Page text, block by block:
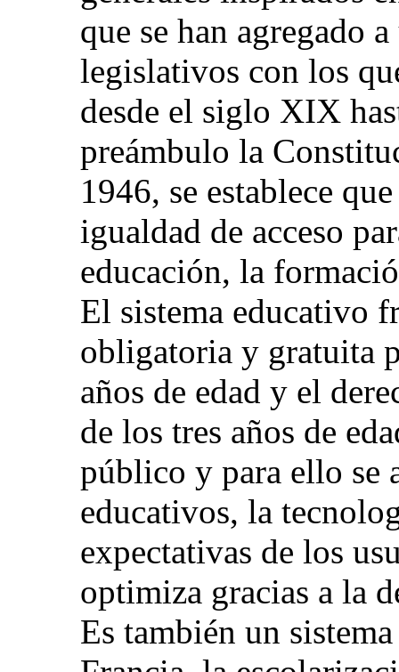
que se han agregado
legislativos con los
desde el siglo XIX
preámbulo la
1946, se establece
igualdad de acceso
educación, la
El sistema educativo
obligatoria y gratuita
años de edad y el
de los tres años de
público y para ello se
educativos, la
expectativas de los
optimiza gracias a la
Es también un